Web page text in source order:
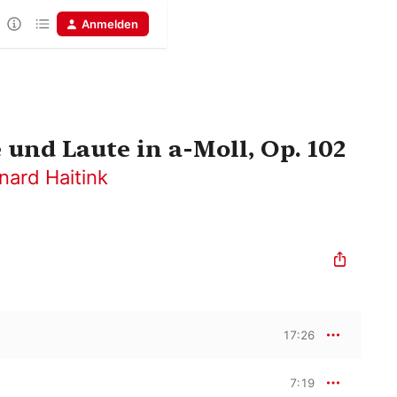
Anmelden
Laute in a-Moll, Op. 102
Haitink
17:26
7:19